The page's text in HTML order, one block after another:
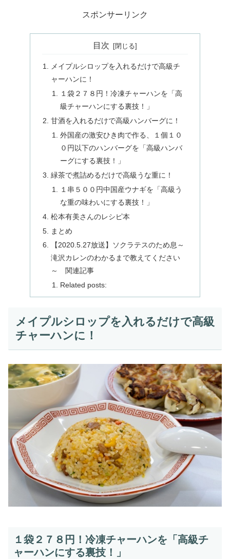
スポンサーリンク
目次
メイプルシロップを入れるだけで高級チ
ャーハンに！
１袋２７８円！冷凍チャーハンを「高
級チャーハンにする裏技！」
甘酒を入れるだけで高級ハンバーグに！
外国産の激安ひき肉で作る、１個１０
０円以下のハンバーグを「高級ハンバ
ーグにする裏技！」
緑茶で煮詰めるだけで高級うな重に！
１串５００円中国産ウナギを「高級う
な重の味わいにする裏技！」
松本有美さんのレシピ本
まとめ
【2020.5.27放送】ソクラテスのため息～
滝沢カレンのわかるまで教えてください
～ 関連記事
Related posts:
メイプルシロップを入れるだけで高級
チャーハンに！
１袋２７８円！冷凍チャーハンを「高級チ
ャーハンにする裏技！」